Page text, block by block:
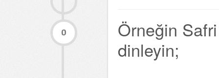
0
Örneğin
dinleyin;